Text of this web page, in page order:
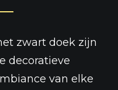
zwart doek zijn
decoratieve
van elke